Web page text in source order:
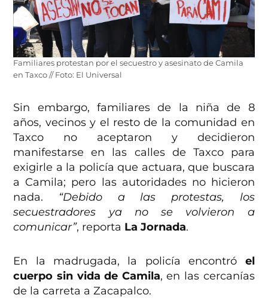
Familiares protestan por el secuestro y asesinato de Camila
en Taxco // Foto: El Universal
Sin embargo, familiares de la niña de 8
años, vecinos y el resto de la comunidad en
Taxco no aceptaron y decidieron
manifestarse en las calles de Taxco para
exigirle a la policía que actuara, que buscara
a Camila; pero las autoridades no hicieron
nada. “Debido a las protestas, los
secuestradores ya no se volvieron a
comunicar”, reporta La Jornada.
En la madrugada, la policía encontró el
cuerpo sin vida de Camila, en las cercanías
de la carreta a Zacapalco.